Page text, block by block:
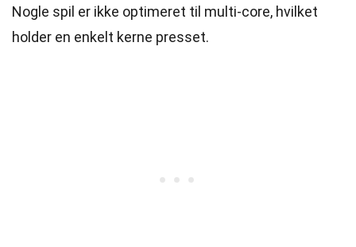
Nogle spil er ikke optimeret til multi-core, hvilket
holder en enkelt kerne presset.